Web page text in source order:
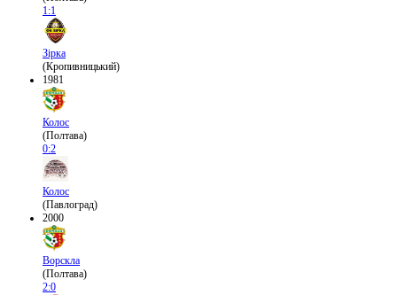
1:1
Зірка
(Кропивницький)
1981
Колос
(Полтава)
0:2
Колос
(Павлоград)
2000
Ворскла
(Полтава)
2:0